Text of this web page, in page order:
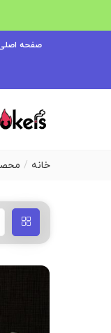
صفحه
خانه